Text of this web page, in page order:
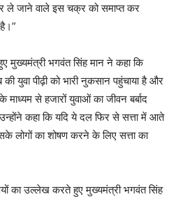
ले जाने वाले इस चक्र को समाप्त कर
भगवंत सिंह मान ने कहा कि
युवा पीढ़ी को भारी नुकसान पहुंचाया है और
से हजारों युवाओं का जीवन बर्बाद
कहा कि यदि ये दल फिर से सत्ता में आते
लोगों का शोषण करने के लिए सत्ता का
का उल्लेख करते हुए मुख्यमंत्री भगवंत सिंह